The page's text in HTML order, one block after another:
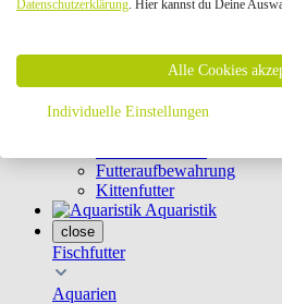
Geschirre & Leinen
Schutznetze
Kippfensterschutz
Katzenkameras
Futternäpfe
Futteraufbewahrung
Kittenfutter
Aquaristik
close
Fischfutter
Aquarien
Datenschutzerklärung. Hier kannst du Deine
Alle Cookies
Individuelle Einstellungen